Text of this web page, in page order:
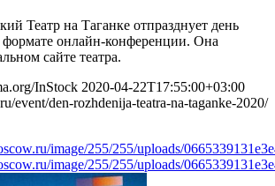
Театр на Таганке отпразднует день
формате онлайн-конференции. Она
сайте театра.
InStock 2020-04-22T17:55:00+03:00
event/den-rozhdenija-teatra-na-taganke-2020/
image/255/255/uploads/
image/255/255/uploads/